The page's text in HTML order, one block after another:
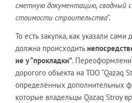
сметную документацию, сводный
стоимости строительства”.
То есть закупка, как указали сами
должна происходить
не у “прокладки”.
дорогого объекта на ТОО “Qazaq
определённых дополнительных
которые владельцы Qazaq Stroy